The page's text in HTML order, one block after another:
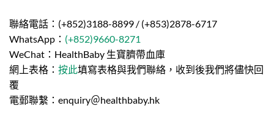
聯絡電話：(+852)3188-8899 / (+853)2878-6717
WhatsApp： (+852)9660-8271
WeChat：HealthBaby 生寶臍帶血庫
網上表格： 按此填寫表格與我們聯絡，收到後我們將儘快回
覆
電郵聯繫：enquiry＠healthbaby.hk